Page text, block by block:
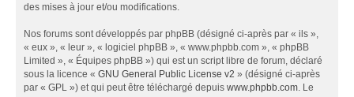
des mises à jour et/ou modifications.
Nos forums sont développés par phpBB (désigné ci-après par « ils »,
« eux », « leur », « logiciel phpBB », « www.phpbb.com », « phpBB
Limited », « Équipes phpBB ») qui est un script libre de forum, déclaré
sous la licence « GNU General Public License v2 » (désigné ci-après
par « GPL ») et qui peut être téléchargé depuis www.phpbb.com. Le